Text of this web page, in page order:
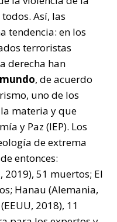
Así, las
tendencia: en los
terroristas
derecha han
, de acuerdo
uno de los
materia y que
y Paz (IEP). Los
de extrema
entonces:
2019), 51 muertos; El
Hanau (Alemania,
2018), 11